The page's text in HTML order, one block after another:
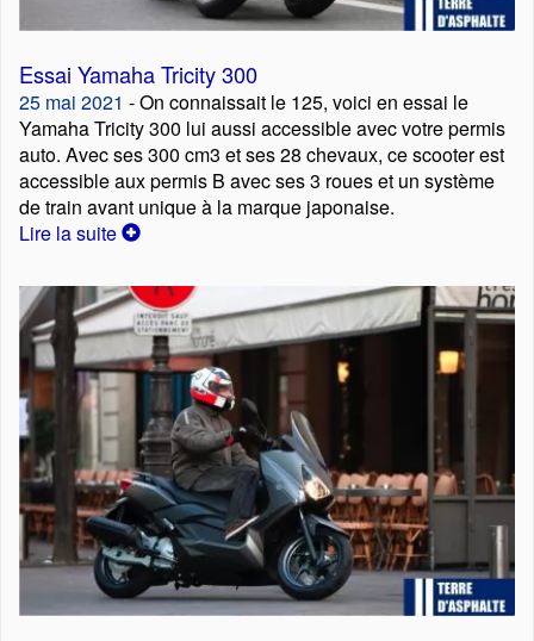
Essai Yamaha Tricity 300
25 mai 2021 - On connaissait le 125, voici en essai le
Yamaha Tricity 300 lui aussi accessible avec votre permis
auto. Avec ses 300 cm3 et ses 28 chevaux, ce scooter est
accessible aux permis B avec ses 3 roues et un système
de train avant unique à la marque japonaise.
Lire la suite